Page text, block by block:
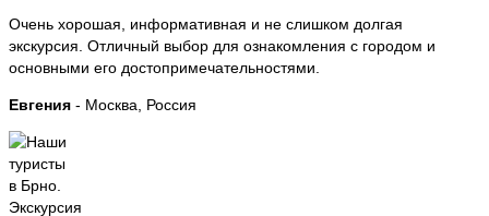
Очень хорошая, информативная и не слишком долгая
экскурсия. Отличный выбор для ознакомления с городом и
основными его достопримечательностями.
Евгения - Москва, Россия